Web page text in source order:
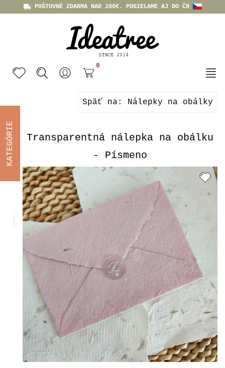
POŠTOVNÉ ZDARMA NAD 200€. POSIELAME AJ DO ČR
0
Späť na: Nálepky na obálky
Transparentná nálepka na obálku
- Písmeno
KATEGÓRIE